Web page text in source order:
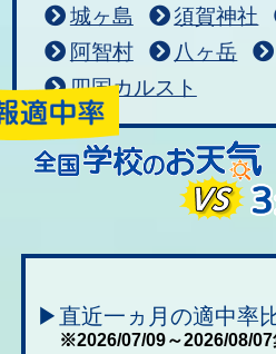
城ヶ島
須賀神社
阿智村
八ヶ岳
四国カルスト
▶直近一ヵ月の適中率
※2026/07/09～2026/08/07